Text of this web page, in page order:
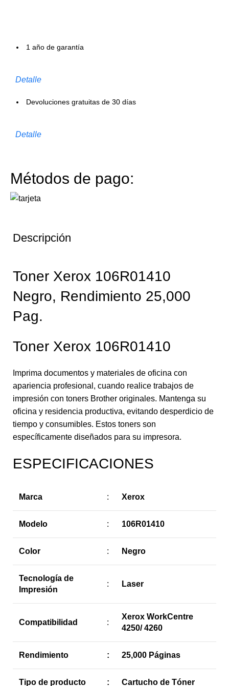
1 año de garantía
Detalle
Devoluciones gratuitas de 30 días
Detalle
Métodos de pago:
Descripción
Toner Xerox 106R01410
Negro, Rendimiento 25,000
Pag.
Toner Xerox 106R01410
Imprima documentos y materiales de oficina con
apariencia profesional, cuando realice trabajos de
impresión con toners Brother originales. Mantenga su
oficina y residencia productiva, evitando desperdicio de
tiempo y consumibles. Estos toners son
específicamente diseñados para su impresora.
ESPECIFICACIONES
Marca : Xerox
Modelo : 106R01410
Color : Negro
Tecnología de
Impresión
: Laser
Compatibilidad :
Xerox WorkCentre
4250/ 4260
Rendimiento : 25,000 Páginas
Tipo de producto : Cartucho de Tóner